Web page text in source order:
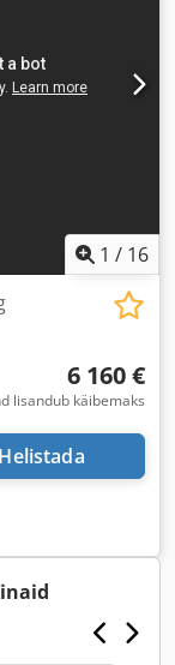
1 / 16
6 160 €
lisandub käibemaks
Helistada